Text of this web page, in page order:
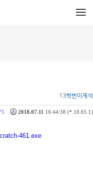
13학번이제석
2018.07.11 16:44:38 (*.18.65.1)
461.exe